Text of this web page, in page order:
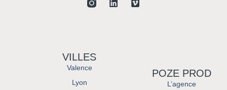
POZE PROD
L’agence
VILLES
Valence
Lyon